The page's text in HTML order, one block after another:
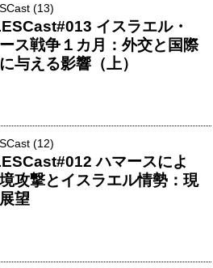
(13)
イスラエル・
ス戦争１カ月：外交と国際
与える影響（上）
(12)
ハマースによ
攻撃とイスラエル情勢：現
望